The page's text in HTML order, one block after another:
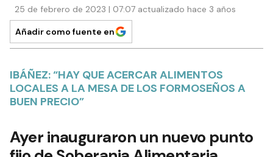
25 de febrero de 2023 | 07:07 actualizado hace 3 años
Añadir como fuente en
IBÁÑEZ: “HAY QUE ACERCAR ALIMENTOS
LOCALES A LA MESA DE LOS FORMOSEÑOS A
BUEN PRECIO”
Ayer inauguraron un nuevo punto